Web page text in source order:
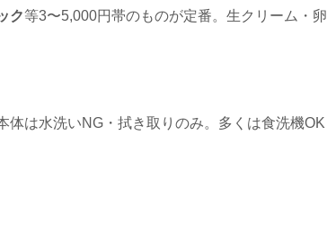
ク等3〜5,000円帯のものが定番。生クリーム・卵
体は水洗いNG・拭き取りのみ。多くは食洗機OK